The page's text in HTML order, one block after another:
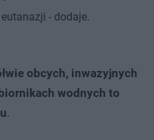
- dodaje.
obcych, inwazyjnych
wodnych to
.